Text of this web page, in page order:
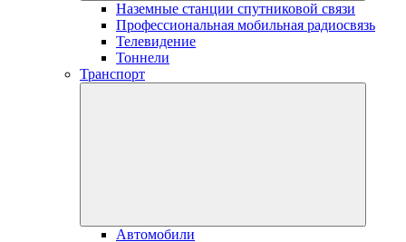
Наземные станции спутниковой связи
Профессиональная мобильная радиосвязь
Телевидение
Тоннели
Транспорт
Автомобили